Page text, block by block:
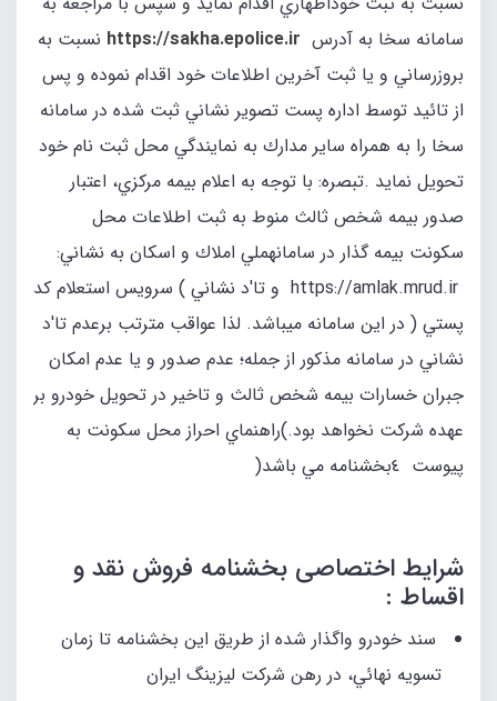
سامانه سخا به آدرس
نسبت به
بروزرساني و يا ثبت آخرين اطلاعات خود اقدام نموده و پس
از تائيد توسط اداره پست تصوير نشاني ثبت شده در سامانه
سخا را به همراه ساير مدارك به نمايندگي محل ثبت نام خود
تحويل نمايد .تبصره: با توجه به اعلام بيمه مركزي، اعتبار
صدور بيمه شخص ثالث منوط به ثبت اطلاعات محل
سكونت بيمه گذار در سامانهملي املاك و اسكان به نشاني:
https://amlak.mrud.ir و تا'د نشاني ) سرويس استعلام كد
پستي ( در اين سامانه ميباشد. لذا عواقب مترتب برعدم تا'د
نشاني در سامانه مذكور از جمله؛ عدم صدور و يا عدم امكان
جبران خسارات بيمه شخص ثالث و تاخير در تحويل خودرو بر
عهده شركت نخواهد بود.)راهنماي احراز محل سكونت به
پيوست ٤بخشنامه مي باشد(
شرايط اختصاصی بخشنامه فروش نقد و
اقساط :
سند خودرو واگذار شده از طريق اين بخشنامه تا زمان
تسويه نهائي، در رهن شركت ليزينگ ايران